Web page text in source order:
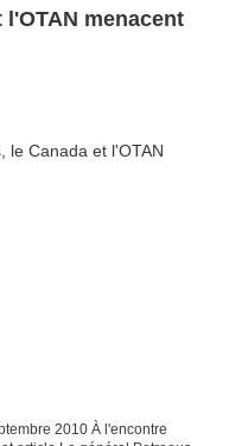
l'OTAN menacent
2010 À l'encontre